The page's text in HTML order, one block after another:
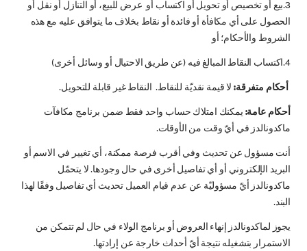
3.بيع أو تخصيص أو تحويل أو اكتساب أو عرض للبيع، أو التنازل أو نقل أو
الحصول على أي مكافأة أو فائدة أو نقاط بخلاف ما يتوافق عليه مع هذه
الشروط والأحكام؛ أو
4.اكتساب النقاط المبالغ فيه (عن طريق الاحتيال أو وسائل أخرى)
أحكام متفرقة:لا قيمة نقديّة للنقاط. النقاط غير قابلة للتحويل.
أحكام عامة: يمكنك امتلاك حساب واحد فقط ضمن برنامج مكافآت
ماكدونالدز في أيّ وقت من الأوقات.
أنت مسؤول عن تحديث وفي أقرب فرصة ممكنة، أي تغيير في الاسم أو
البريد الإلكتروني أو أي تفاصيل أخرى في حال وجودها. لا يتحمّل
ماكدونالدز أيّ مسؤوليّة عن عدم قيام العميل تحديث أي تفاصيل وفقًا لهذا
البند.
يجوز لماكدونالدز إنهاء العروض أو برنامج الولاء في حال لم تتمكن من
الاستمرار بتشغيله نتيجة أيّ أحداث خارجة عن إرادتها.